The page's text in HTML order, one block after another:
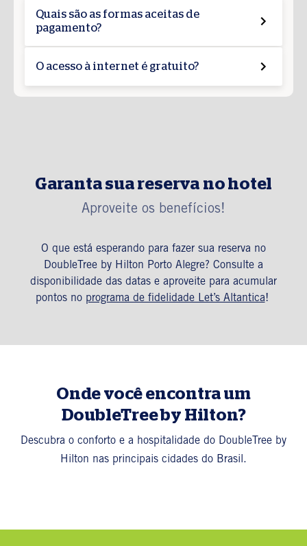
Quais são as formas aceitas de
pagamento?
O acesso à internet é gratuito?
Garanta sua reserva no hotel
Aproveite os benefícios!
O que está esperando para fazer sua reserva no
DoubleTree by Hilton Porto Alegre? Consulte a
disponibilidade das datas e aproveite para acumular
pontos no programa de fidelidade Let’s Altantica!
Onde você encontra um
DoubleTree by Hilton?
Descubra o conforto e a hospitalidade do DoubleTree by
Hilton nas principais cidades do Brasil.